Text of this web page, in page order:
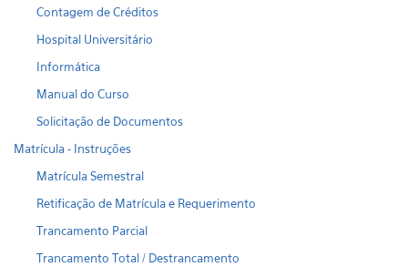
Contagem de Créditos
Hospital Universitário
Informática
Manual do Curso
Solicitação de Documentos
Matrícula - Instruções
Matrícula Semestral
Retificação de Matrícula e Requerimento
Trancamento Parcial
Trancamento Total / Destrancamento